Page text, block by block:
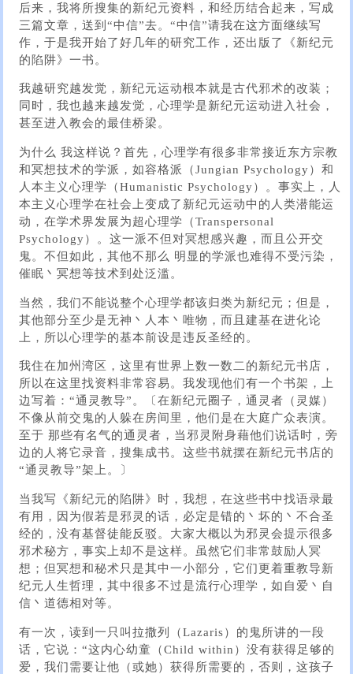
后来，我将所搜集的新纪元资料，和经历结合起来，写成
三篇文章，送到“中信”去。“中信”请我在这方面继续写
作，于是我开始了好几年的研究工作，还出版了《新纪元
的陷阱》一书。
我越研究越发觉，新纪元运动根本就是古代邪术的改装；
同时，我也越来越发觉，心理学是新纪元运动进入社会，
甚至进入教会的最佳桥梁。
为什么 我这样说？首先，心理学有很多非常接近东方宗教
和冥想技术的学派，如容格派（Jungian Psychology）和
人本主义心理学（Humanistic Psychology）。事实上，人
本主义心理学在社会上变成了新纪元运动中的人类潜能运
动，在学术界发展为超心理学（Transpersonal
Psychology）。这一派不但对冥想感兴趣，而且公开交
鬼。不但如此，其他不那么 明显的学派也难得不受污染，
催眠丶冥想等技术到处泛滥。
当然，我们不能说整个心理学都该归类为新纪元；但是，
其他部分至少是无神丶人本丶唯物，而且建基在进化论
上，所以心理学的基本前设是违反圣经的。
我住在加州湾区，这里有世界上数一数二的新纪元书店，
所以在这里找资料非常容易。我发现他们有一个书架，上
边写着：“通灵教导”。〔在新纪元圈子，通灵者（灵媒）
不像从前交鬼的人躲在房间里，他们是在大庭广众表演。
至于 那些有名气的通灵者，当邪灵附身藉他们说话时，旁
边的人将它录音，搜集成书。这些书就摆在新纪元书店的
“通灵教导”架上。〕
当我写《新纪元的陷阱》时，我想，在这些书中找语录最
有用，因为假若是邪灵的话，必定是错的丶坏的丶不合圣
经的，没有基督徒能反驳。大家大概以为邪灵会提示很多
邪术秘方，事实上却不是这样。虽然它们非常鼓励人冥
想；但冥想和秘术只是其中一小部分，它们更着重教导新
纪元人生哲理，其中很多不过是流行心理学，如自爱丶自
信丶道德相对等。
有一次，读到一只叫拉撒列（Lazaris）的鬼所讲的一段
话，它说：“这内心幼童（Child within）没有获得足够的
爱，我们需要让他（或她）获得所需要的，否则，这孩子